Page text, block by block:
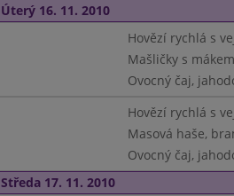
Úterý 16. 11. 2010
Hovězí rychlá s
Mašličky s
Ovocný čaj,
Hovězí rychlá s
Masová haše,
Ovocný čaj,
Středa 17. 11. 2010